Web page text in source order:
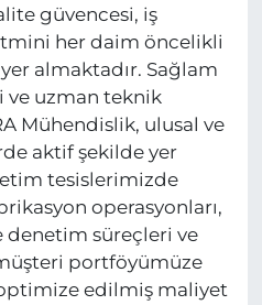
güvencesi, iş
her daim öncelikli
almaktadır. Sağlam
uzman teknik
Mühendislik, ulusal ve
aktif şekilde yer
tesislerimizde
operasyonları,
denetim süreçleri ve
portföyümüze
edilmiş maliyet